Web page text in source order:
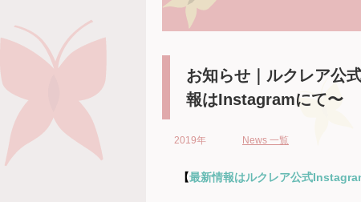
お知らせ｜ルクレア公
報はInstagramにて〜
2019年 News 一覧
【最新情報はルクレア公式